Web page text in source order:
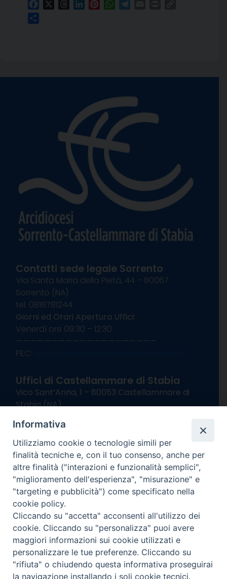
FacebookThreadsLinkedInPinterestWhatsApp
Contatti sede legale Sorrento
Via Santa Maria della Pietà, 44 – 80067
Sorrento (NA)
tel. 0818781244
Giorni ed Orari Apertura Uffici:
Venerdì ore 09:30 – 12:30
———————————————————–
PEC:
Uffici di Castellammare di Stabia
Vico Sant’Anna, 1 – 80053 Castellammare di
Stabia (NA)
Giorni ed Orari Apertura Uffici:
Lunedì e Mercoledì ore 09:00 – 13:00
Uffici Matrimoni:
Lunedì e Mercoledì ore 09:30 – 12:30
seguici su
Channel
Informativa Privacy
COPYRIGHT © 2013-2025
Informativa
Utilizziamo cookie o tecnologie simili per
finalità tecniche e, con il tuo consenso, anche per
altre finalità ("interazioni e funzionalità semplici",
"miglioramento dell'esperienza", "misurazione" e
"targeting e pubblicità") come specificato nella
cookie policy.
Cliccando su "accetta" acconsenti all'utilizzo dei
cookie. Cliccando su "personalizza" puoi avere
maggiori informazioni sui cookie utilizzati e
personalizzare le tue preferenze. Cliccando su
"rifiuta" o chiudendo questa informativa proseguirai
la navigazione installando i soli cookie tecnici.